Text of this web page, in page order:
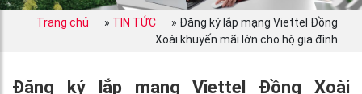
Trang chủ » TIN TỨC » Đăng ký lắp mạng Viettel Đồng
Xoài khuyến mãi lớn cho hộ gia đình
Đăng ký lắp mạng Viettel Đồng Xoài